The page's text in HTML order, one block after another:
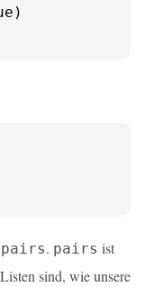
. pairs ist
sind, wie unsere